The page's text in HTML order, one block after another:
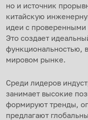
но и источник
китайскую
идеи с проверенными
Это создает
функциональностью,
мировом рынке.
Среди лидеров
занимает высокие
формируют тренды,
предлагают